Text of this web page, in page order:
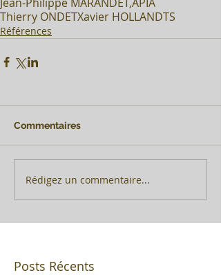
Thierry ONDETXavier HOLLANDTS
Références
Commentaires
Rédigez un commentaire...
Posts Récents